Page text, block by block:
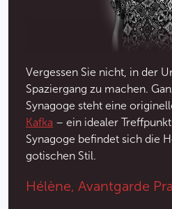
Im Obergeschoss der
außerdem eine Ausstellung
mährischem Silber aus dem
Außerhalb der Synagoge
für Franz Kafka. In der Nähe
Franz Kafkawohnte, steht die
Stelle, an der die Grenze
BezirkenAltstadt
Vergessen Sie nicht, in der
Spaziergang zu machen.
Synagoge steht eine
Kafka – ein idealer
Synagoge befindet sich die
gotischen Stil.
Hélène, Avantgarde